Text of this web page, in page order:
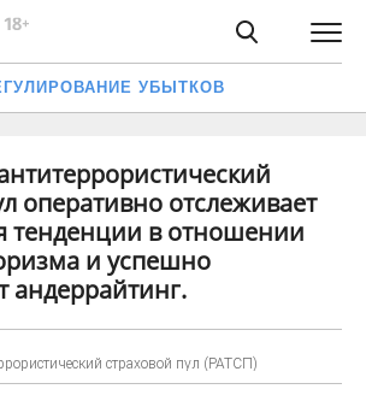
УБЫТКОВ
оперативно отслеживает
в отношении
и успешно
андеррайтинг.
страховой пул (РАТСП)